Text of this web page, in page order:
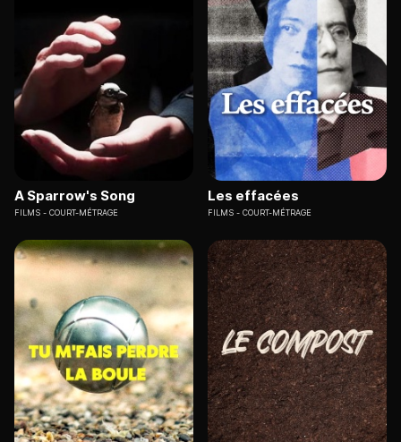
A Sparrow's Song
FILMS COURT-MÉTRAGE
Les effacées
FILMS COURT-MÉTRAGE